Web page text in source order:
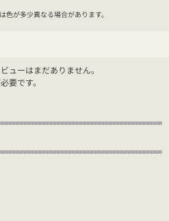
色が多少異なる場合があります。
ューはまだありません。
要です。